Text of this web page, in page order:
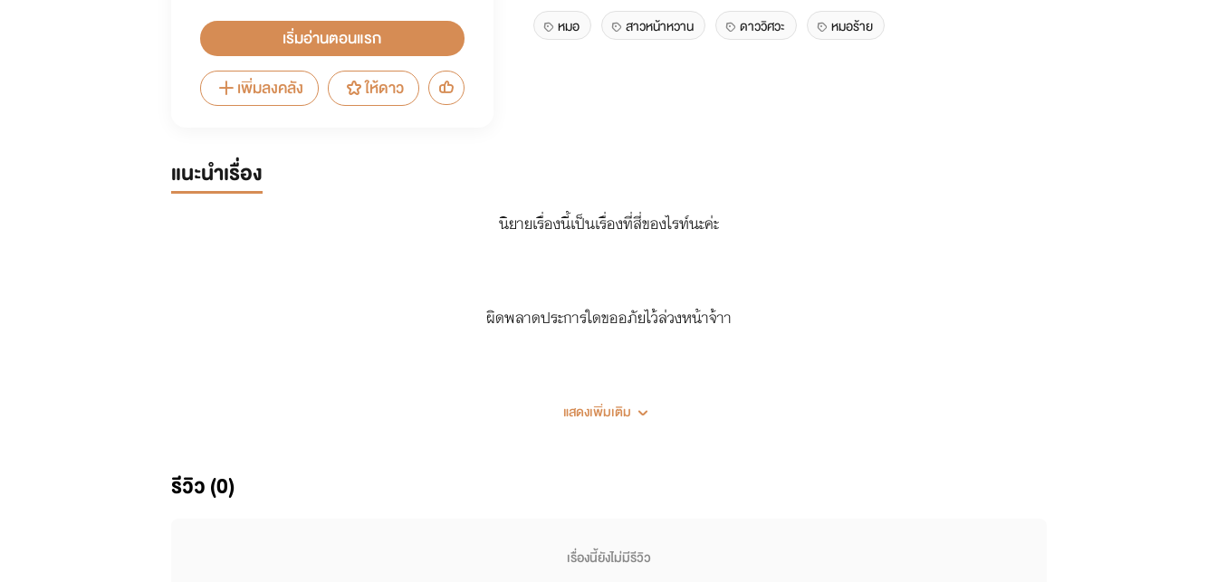
เริ่มอ่านตอนแรก
เพิ่มลงคลัง
ให้ดาว
หมอ สาวหน้าหวาน ดาววิศวะ หมอร้าย
แนะนำเรื่อง
นิยายเรื่องนี้เป็นเรื่องที่สี่ของไรท์นะค่ะ
ผิดพลาดประการใดขออภัยไว้ล่วงหน้าจ้าา
แสดงเพิ่มเติม
รีวิว (0)
เรื่องนี้ยังไม่มีรีวิว